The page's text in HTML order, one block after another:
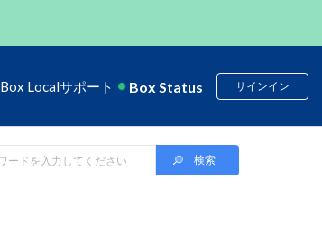
Box Localサポート Box Status サインイン